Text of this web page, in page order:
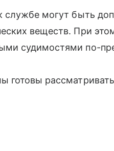
службе могут быть
веществ. При
судимостями по-
готовы